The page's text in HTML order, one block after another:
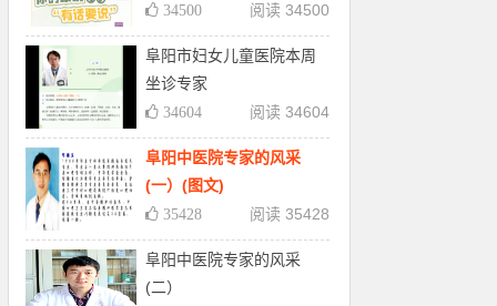
阅读 34500
34500
阜阳市妇女儿童医院本周
坐诊专家
阅读 34604
34604
阜阳中医院专家的风采
(一）(图文)
阅读 35428
35428
阜阳中医院专家的风采
(二）